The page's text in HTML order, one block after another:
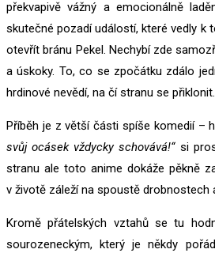
překvapivě vážný a emocionálně
skutečné pozadí událostí, které vedly k
otevřít bránu Pekel. Nechybí zde
a úskoky. To, co se zpočátku zdálo
hrdinové nevědí, na čí stranu se
Příběh je z větší části spíše komedií –
svůj ocásek vždycky schovává!“si
stranu ale toto anime dokáže pěkně
v životě záleží na spoustě drobnostech
Kromě přátelských vztahů se tu
sourozeneckým, který je někdy